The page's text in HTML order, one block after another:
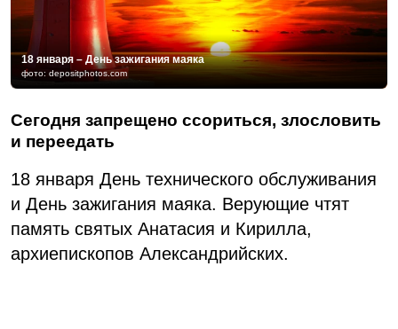
18 января – День зажигания маяка
фото: depositphotos.com
Сегодня запрещено ссориться, злословить
и переедать
18 января День технического обслуживания
и День зажигания маяка. Верующие чтят
память святых Анатасия и Кирилла,
архиепископов Александрийских.